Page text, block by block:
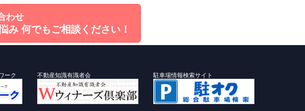
わせ
み 何でもご相談ください！
ーク 不動産知識有識者会 駐車場情報検索サイト